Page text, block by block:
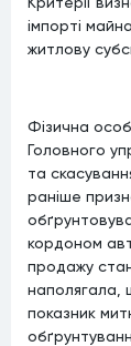
імпорті
житлову
Фізична
Головного
та
раніше
кордоном
продажу
наполягала,
показник